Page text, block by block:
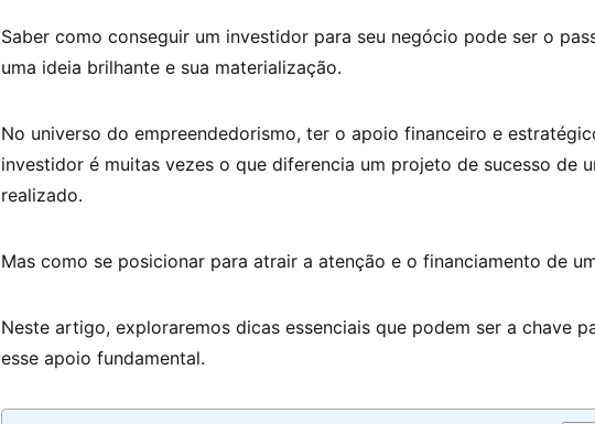
Saber como conseguir um investidor para seu negócio pode ser o
uma ideia brilhante e sua materialização.
No universo do empreendedorismo, ter o apoio financeiro e
investidor é muitas vezes o que diferencia um projeto de sucesso de
realizado.
Mas como se posicionar para atrair a atenção e o financiamento de
Neste artigo, exploraremos dicas essenciais que podem ser a chave
esse apoio fundamental.